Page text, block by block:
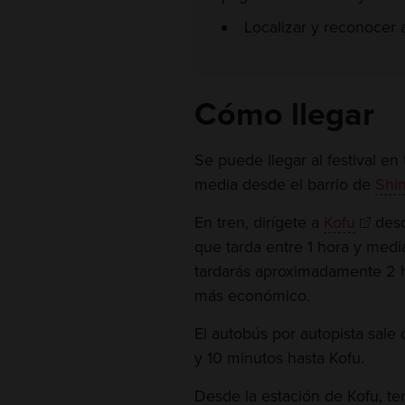
Localizar y reconocer
Cómo llegar
Se puede llegar al festival
media desde el barrio de
En tren, dirígete a Kofu
que tarda entre 1 hora y
tardarás aproximadamente 2
más económico.
El autobús por autopista sale
y 10 minutos hasta Kofu.
Desde la estación de Kofu,